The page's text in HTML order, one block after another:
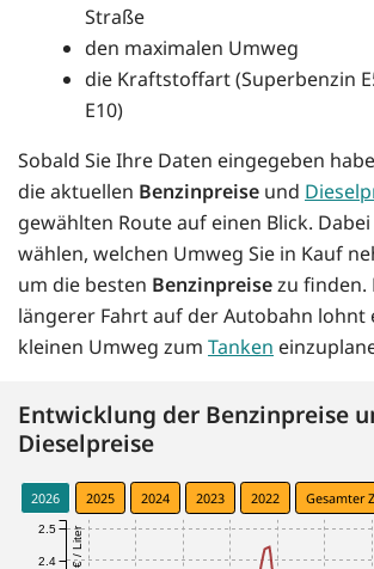
Straße
den maximalen Umweg
die Kraftstoffart (Superbenzin
E10)
Sobald Sie Ihre Daten eingegeben
die aktuellen Benzinpreise und
gewählten Route auf einen Blick.
wählen, welchen Umweg Sie in Kauf
um die besten Benzinpreisezu finden.
längerer Fahrt auf der Autobahn lohnt
kleinen Umweg zum Tanken
Entwicklung der Benzinpreise
Dieselpreise
2026 2025 2024 2023 2022 Gesamter
€ / Liter
2.4
2.5